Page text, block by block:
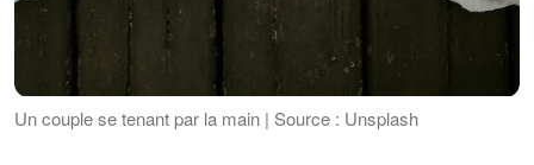
Un couple se tenant par la main | Source : Unsplash